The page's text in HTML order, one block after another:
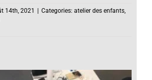
14th, 2021 Categories: atelier des enfants,